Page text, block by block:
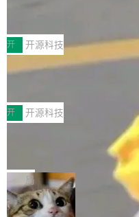
MPComm将作为一种传输引
ENT，实现零拷贝传输性能提
传输性能最高提升5倍。UCL-
于自研UCL-Engine通信引擎
持续开源更多基于UCL-
件。 腾讯网平团队在UCL-
个独立于业务线程的全局通
型案例入选名单》，深信服“
开源 AI 编程平台 CoStrict 应
创新与落地成效成功入选。 全
助力企业AI研发安全落地 当
经开始引入 AI Coding 工具
型或企业内部部署模型提升
Coding 从个人辅助工具逐步
级应用，企业在规模化落地
可控性和代码质量提出了更
安全与合规要求。对于大多
有云模型能够满足快速试用和
开 开源科技
深信服AI算力网关入选工信
前不久，工业和信息化部正
智能应用典型案例名单》，
各领域的应用成果，覆盖技
产品应用、支撑保障、专题等
AI算力网关（AI创新平台）
各业的Agent走向规模化建设
渐丰富，用户关注的重点也
让AI用起来，还要进一步看清
开 开源科技
Jeff Dean 离开 Google：
束，一个实验室的开始
Google 员工编号 20。
Bigtable 作者之一。
Gemini 的架构师。Google
ean 在 Google 工作了 27 年
局
🔥 SolonCode v2026.8.4